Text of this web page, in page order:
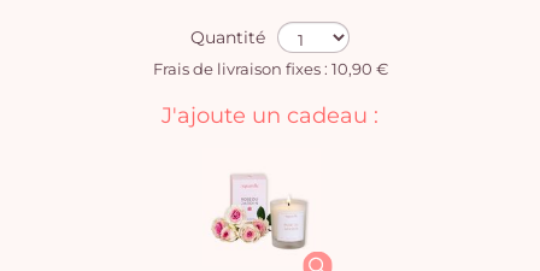
Quantité
Frais de livraison fixes : 10,90 €
J'ajoute un cadeau :